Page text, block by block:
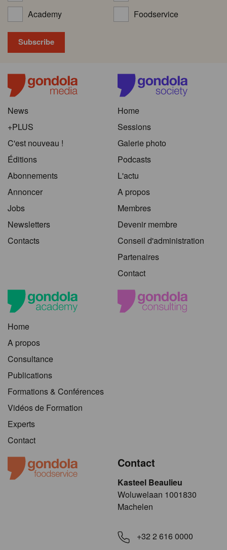
Academy
Foodservice
News
+PLUS
C'est nouveau !
Éditions
Abonnements
Annoncer
Jobs
Newsletters
Contacts
Home
Sessions
Galerie photo
Podcasts
L'actu
A propos
Membres
Devenir membre
Conseil d'administration
Partenaires
Contact
Home
A propos
Consultance
Publications
Formations & Conférences
Vidéos de Formation
Experts
Contact
Contact
Kasteel Beaulieu
​​​Woluwelaan 1001830
Machelen
+32 2 616 0000